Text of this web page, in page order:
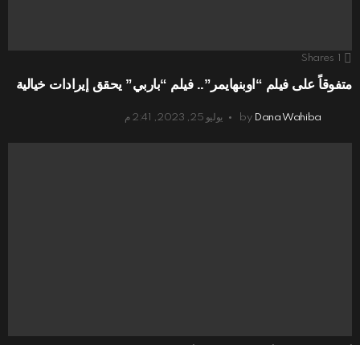
Shares
متفوقاً على فيلم “اوبنهايمر”.. فيلم “باربي” يحقق إيرادات خيالية
by Dana Wahiba يوليو 25, 2023, 2:41 م